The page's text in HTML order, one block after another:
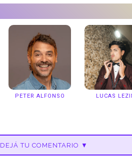
PETER ALFONSO LUCAS
DEJÁ TU COMENTARIO ▼